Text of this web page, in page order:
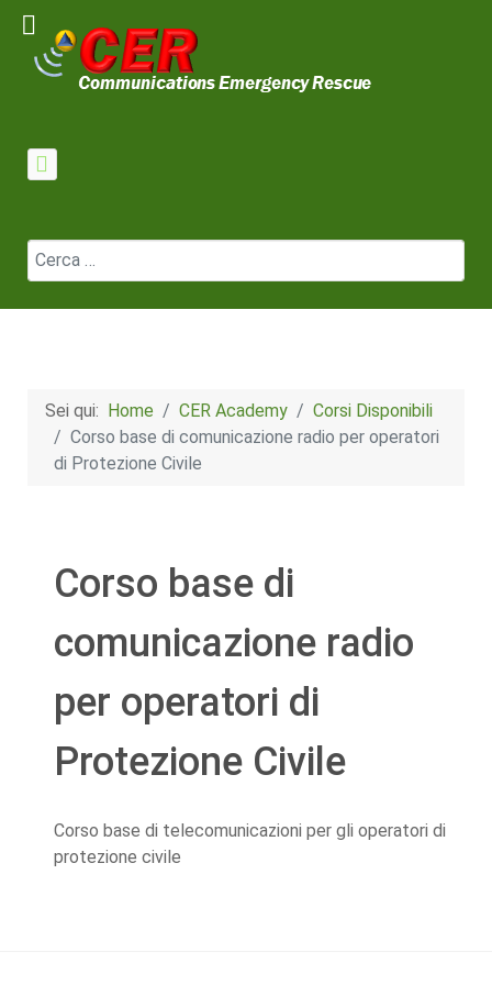
Cerca
Sei qui: Home CER Academy
Corsi Disponibili
Corso base di comunicazione radio per operatori
di Protezione Civile
Corso base di
comunicazione radio
per operatori di
Protezione Civile
Corso base di telecomunicazioni per gli operatori di
protezione civile